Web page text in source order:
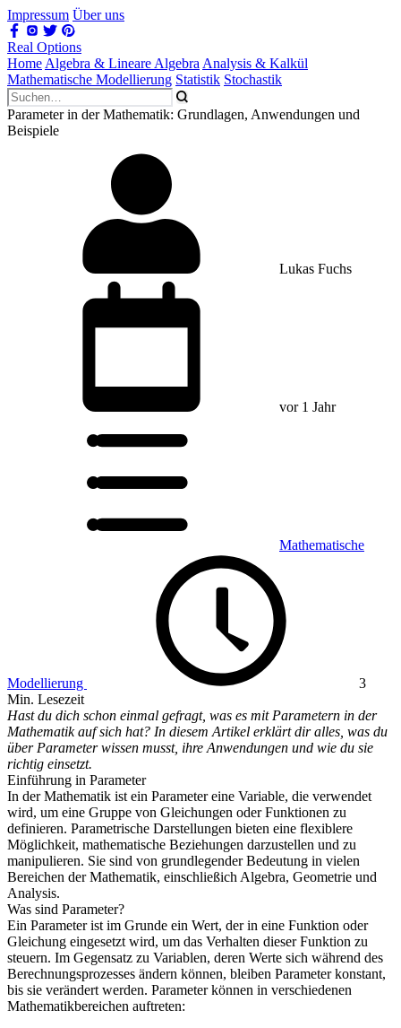
Impressum Über uns
Real Options
Home Algebra & Lineare Algebra Analysis & Kalkül
Mathematische Modellierung Statistik Stochastik
Parameter in der Mathematik: Grundlagen, Anwendungen und
Beispiele
Lukas Fuchs
vor 1 Jahr
Mathematische
Modellierung
3
Min. Lesezeit
Hast du dich schon einmal gefragt, was es mit Parametern in der
Mathematik auf sich hat? In diesem Artikel erklärt dir alles, was du
über Parameter wissen musst, ihre Anwendungen und wie du sie
richtig einsetzt.
Einführung in Parameter
In der Mathematik ist ein Parameter eine Variable, die verwendet
wird, um eine Gruppe von Gleichungen oder Funktionen zu
definieren. Parametrische Darstellungen bieten eine flexiblere
Möglichkeit, mathematische Beziehungen darzustellen und zu
manipulieren. Sie sind von grundlegender Bedeutung in vielen
Bereichen der Mathematik, einschließich Algebra, Geometrie und
Analysis.
Was sind Parameter?
Ein Parameter ist im Grunde ein Wert, der in eine Funktion oder
Gleichung eingesetzt wird, um das Verhalten dieser Funktion zu
steuern. Im Gegensatz zu Variablen, deren Werte sich während des
Berechnungsprozesses ändern können, bleiben Parameter konstant,
bis sie verändert werden. Parameter können in verschiedenen
Mathematikbereichen auftreten: